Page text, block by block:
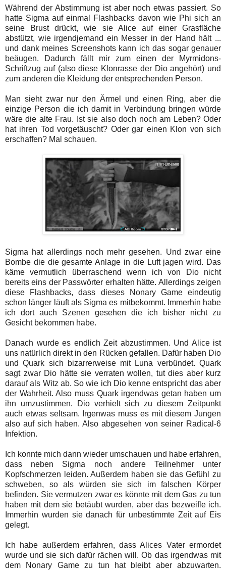
Während der Abstimmung ist aber noch etwas passiert. So
hatte Sigma auf einmal Flashbacks davon wie Phi sich an
seine Brust drückt, wie sie Alice auf einer Grasfläche
abstützt, wie irgendjemand ein Messer in der Hand hält ...
und dank meines Screenshots kann ich das sogar genauer
beäugen. Dadurch fällt mir zum einen der Myrmidons-
Schriftzug auf (also diese Klonrasse der Dio angehört) und
zum anderen die Kleidung der entsprechenden Person.
Man sieht zwar nur den Ärmel und einen Ring, aber die
einzige Person die ich damit in Verbindung bringen würde
wäre die alte Frau. Ist sie also doch noch am Leben? Oder
hat ihren Tod vorgetäuscht? Oder gar einen Klon von sich
erschaffen? Mal schauen.
Sigma hat allerdings noch mehr gesehen. Und zwar eine
Bombe die die gesamte Anlage in die Luft jagen wird. Das
käme vermutlich überraschend wenn ich von Dio nicht
bereits eins der Passwörter erhalten hätte. Allerdings zeigen
diese Flashbacks, dass dieses Nonary Game eindeutig
schon länger läuft als Sigma es mitbekommt. Immerhin habe
ich dort auch Szenen gesehen die ich bisher nicht zu
Gesicht bekommen habe.
Danach wurde es endlich Zeit abzustimmen. Und Alice ist
uns natürlich direkt in den Rücken gefallen. Dafür haben Dio
und Quark sich bizarrerweise mit Luna verbündet. Quark
sagt zwar Dio hätte sie verraten wollen, tut dies aber kurz
darauf als Witz ab. So wie ich Dio kenne entspricht das aber
der Wahrheit. Also muss Quark irgendwas getan haben um
ihn umzustimmen. Dio verhielt sich zu diesem Zeitpunkt
auch etwas seltsam. Irgenwas muss es mit diesem Jungen
also auf sich haben. Also abgesehen von seiner Radical-6
Infektion.
Ich konnte mich dann wieder umschauen und habe erfahren,
dass neben Sigma noch andere Teilnehmer unter
Kopfschmerzen leiden. Außerdem haben sie das Gefühl zu
schweben, so als würden sie sich im falschen Körper
befinden. Sie vermutzen zwar es könnte mit dem Gas zu tun
haben mit dem sie betäubt wurden, aber das bezweifle ich.
Immerhin wurden sie danach für unbestimmte Zeit auf Eis
gelegt.
Ich habe außerdem erfahren, dass Alices Vater ermordet
wurde und sie sich dafür rächen will. Ob das irgendwas mit
dem Nonary Game zu tun hat bleibt aber abzuwarten.